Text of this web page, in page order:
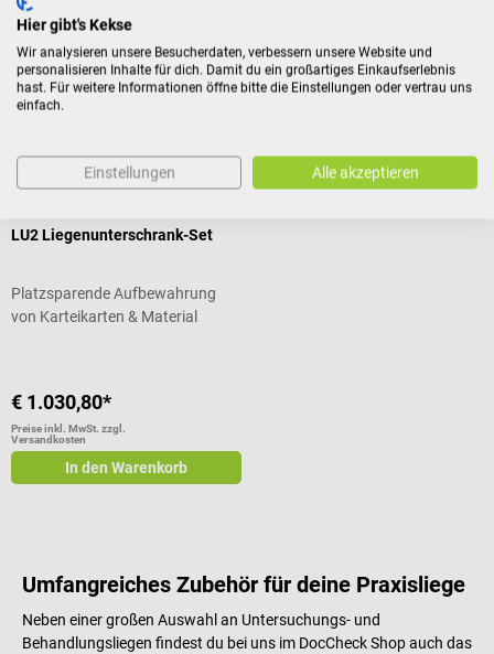
€ 2,39*
Preise inkl. MwSt. zzgl.
Versandkosten
€ 1.030,80*
Preise inkl. MwSt. zzgl.
Versandkosten
LU2 Liegenunterschrank-Set
Platzsparende Aufbewahrung
von Karteikarten & Material
€ 1.030,80*
Preise inkl. MwSt. zzgl.
Versandkosten
In den Warenkorb
Umfangreiches Zubehör für deine Praxisliege
Neben einer großen Auswahl an Untersuchungs- und
Behandlungsliegen findest du bei uns im DocCheck Shop auch das
Hier gibt's Kekse
Wir analysieren unsere Besucherdaten, verbessern unsere Website und
personalisieren Inhalte für dich. Damit du ein großartiges Einkaufserlebnis
hast. Für weitere Informationen öffne bitte die Einstellungen oder vertrau uns
einfach.
Einstellungen Alle akzeptieren